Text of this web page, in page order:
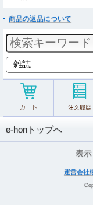
商品の返品について
e-honトップへ
表示
運営会社